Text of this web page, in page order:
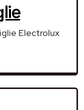
Electrolux